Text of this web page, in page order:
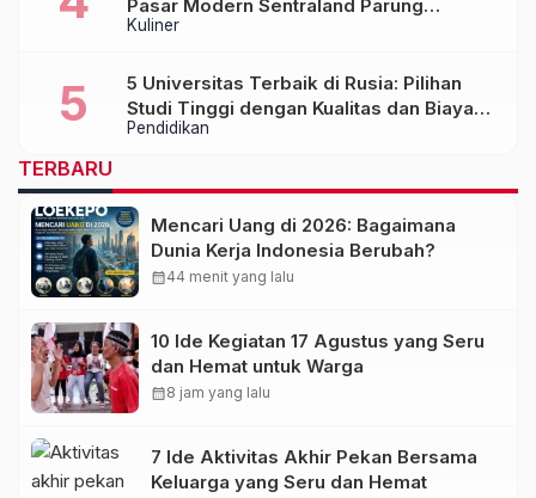
Kuliner
Pasar Modern Sentraland Parung
Panjang, Hadirkan Sambal Rempah
Pendidikan
5 Universitas Terbaik di Rusia: Pilihan
Studi Tinggi dengan Kualitas dan Biaya
Terjangkau
TERBARU
Mencari Uang di 2026: Bagaimana
Dunia Kerja Indonesia Berubah?
calendar_month44 menit yang lalu
10 Ide Kegiatan 17 Agustus yang Seru
dan Hemat untuk Warga
calendar_month8 jam yang lalu
7 Ide Aktivitas Akhir Pekan Bersama
Keluarga yang Seru dan Hemat